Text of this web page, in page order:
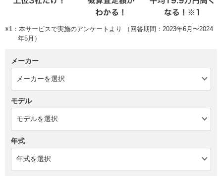
※1：本サービスで実施のアンケートより （回答期間：2023年6月〜2024
年5月）
メーカー
モデル
年式